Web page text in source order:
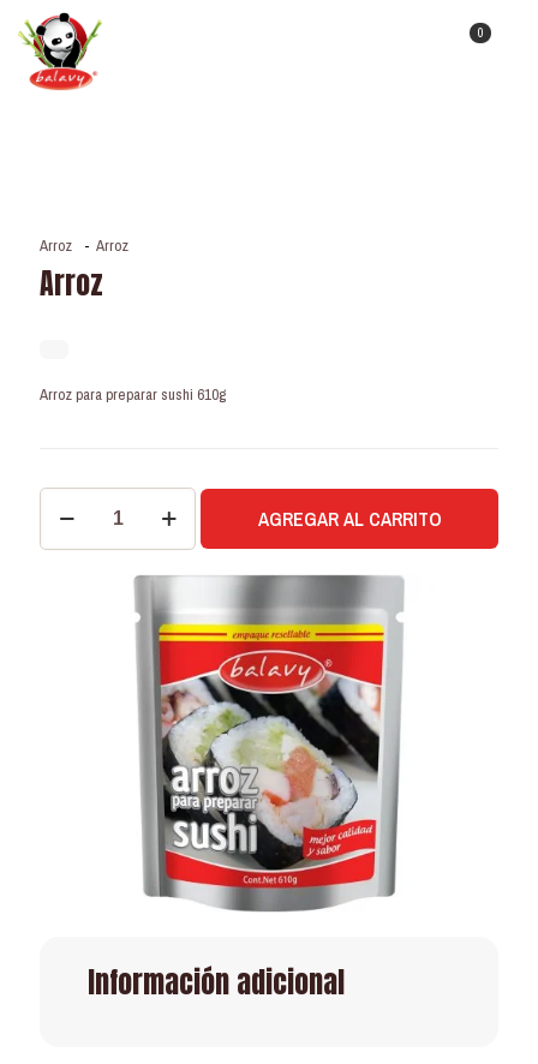
0
Arroz - Arroz
Arroz
Arroz para preparar sushi 610g
Arroz
cantidad
AGREGAR AL CARRITO
Información adicional